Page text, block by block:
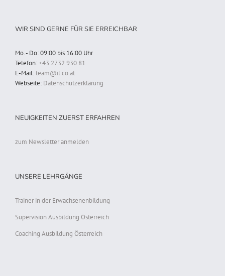
WIR SIND GERNE FÜR SIE ERREICHBAR
Mo. - Do: 09:00 bis 16:00 Uhr
Telefon:+43 2732 930 81
E-Mail:team@il.co.at
Webseite: Datenschutzerklärung
NEUIGKEITEN ZUERST ERFAHREN
zum Newsletter anmelden
UNSERE LEHRGÄNGE
Trainer in der Erwachsenenbildung
Supervision Ausbildung Österreich
Coaching Ausbildung Österreich